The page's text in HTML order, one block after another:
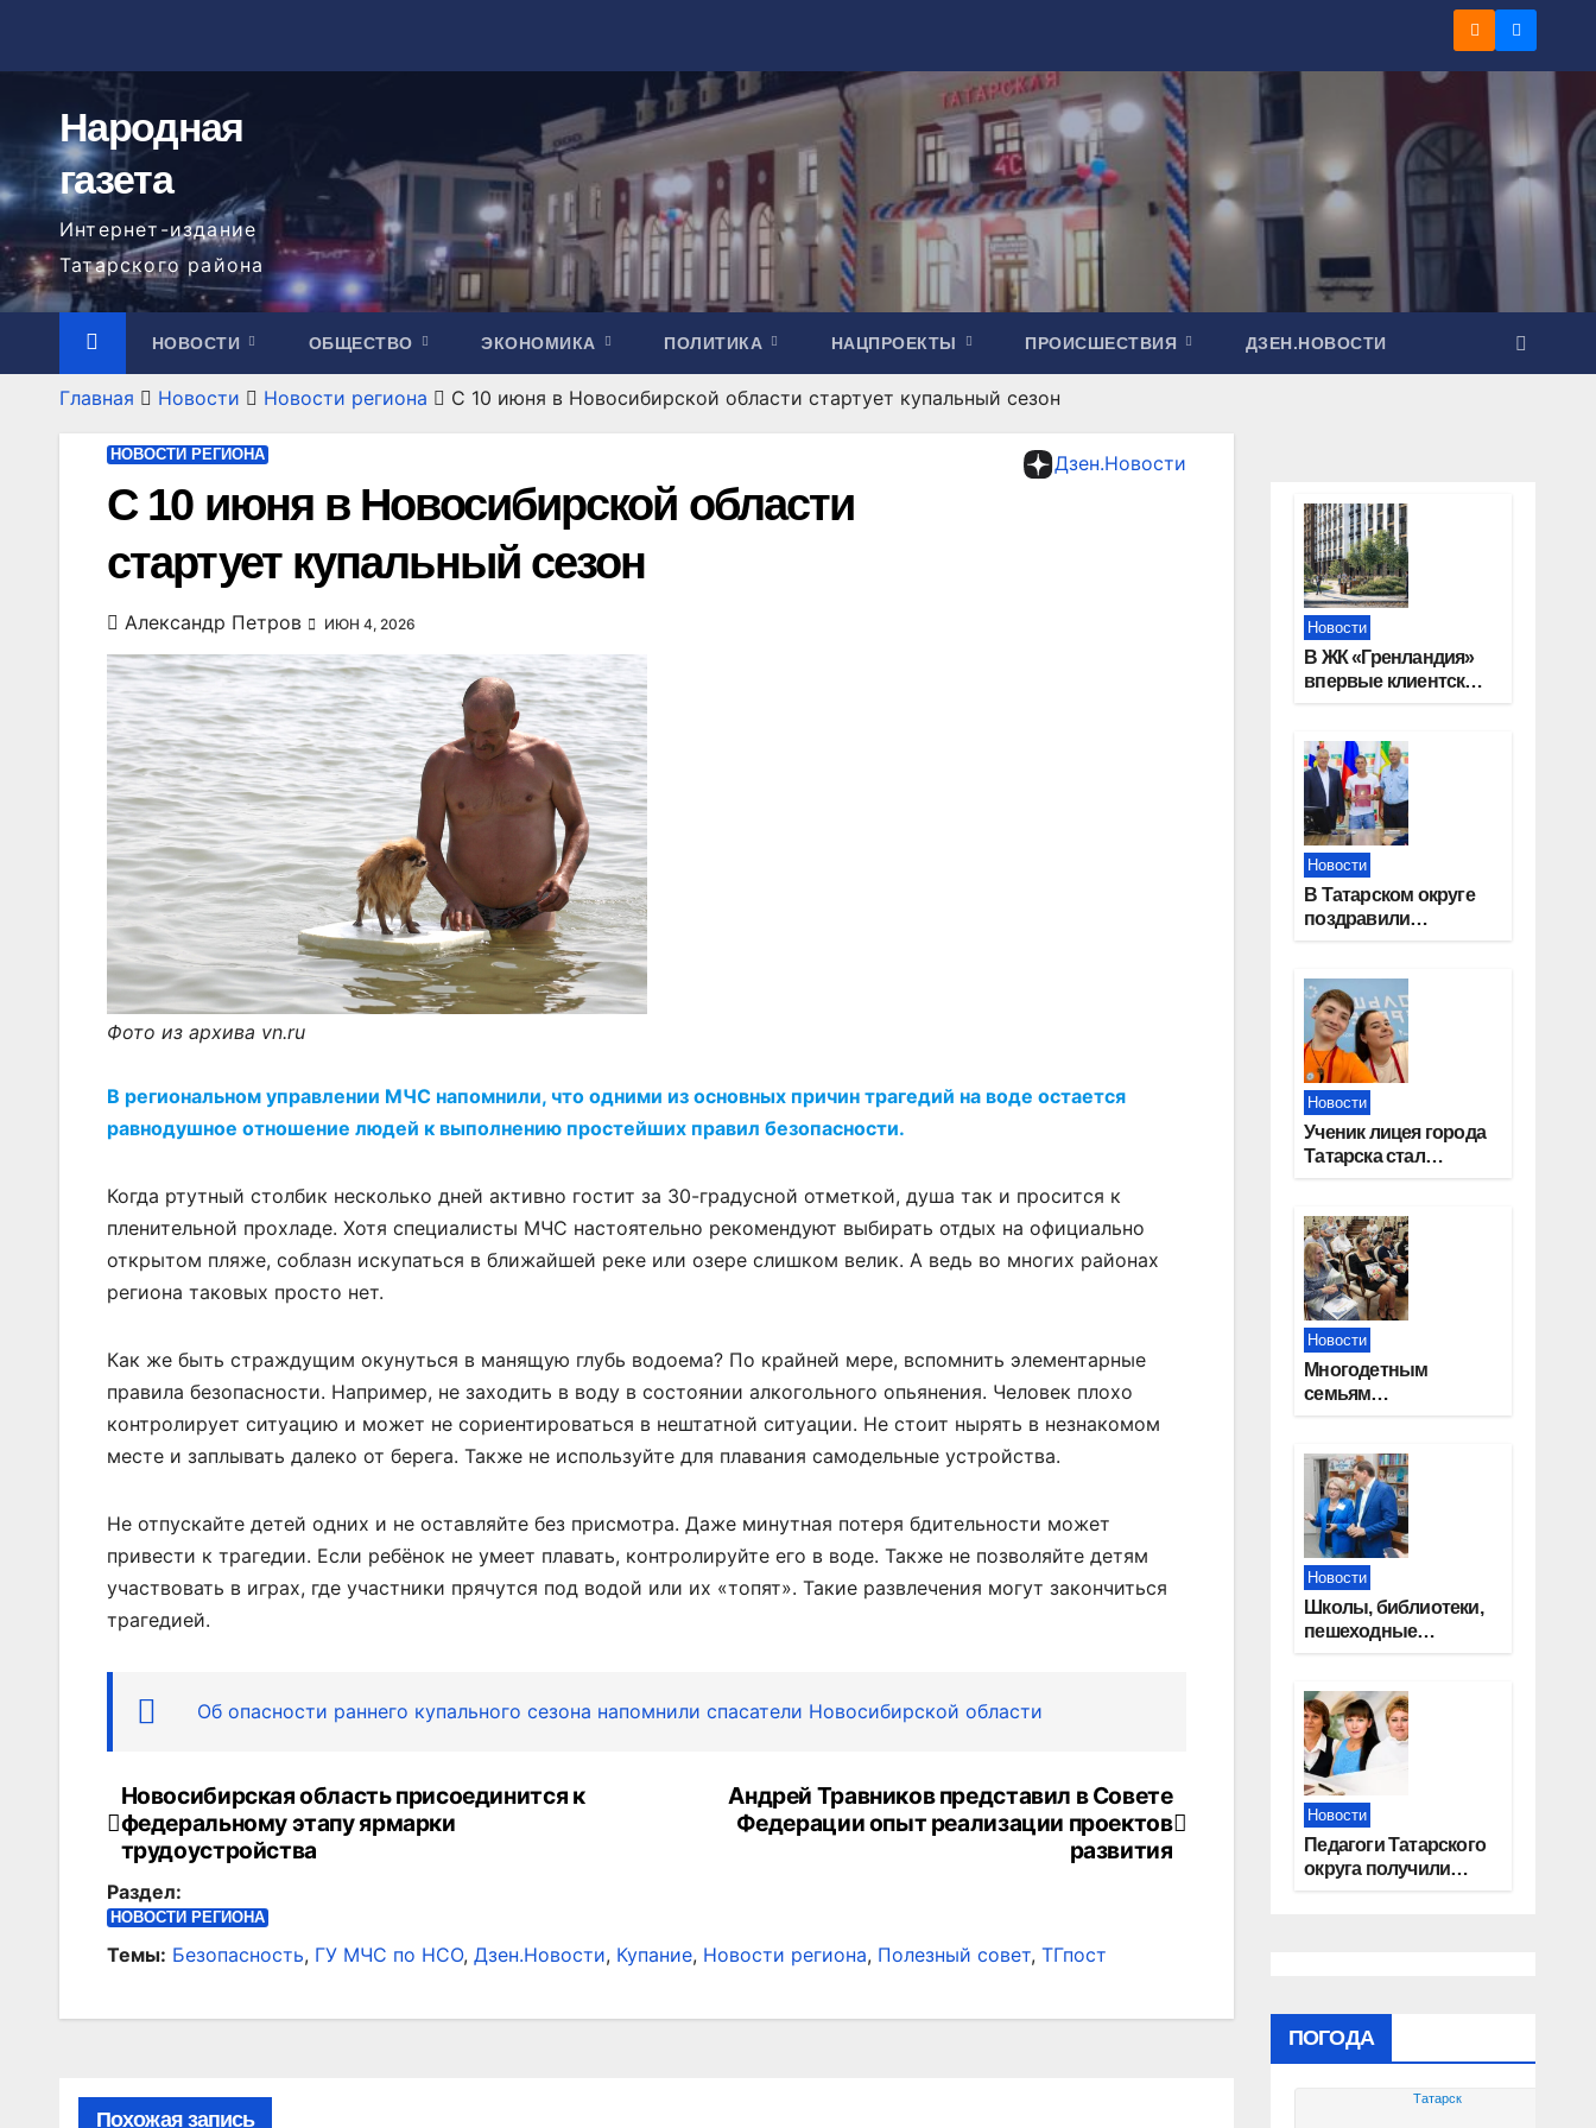
содержимому
Народная
газета
Интернет-издание
Татарского района
НОВОСТИ ОБЩЕСТВО ЭКОНОМИКА ПОЛИТИКА НАЦПРОЕКТЫ ПРОИСШЕСТВИЯ ДЗЕН.НОВОСТИ
Главная Новости Новости региона С 10 июня в Новосибирской области стартует купальный сезон
Дзен.Новости
НОВОСТИ РЕГИОНА
С 10 июня в Новосибирской области
стартует купальный сезон
Александр Петров ИЮН 4, 2026
Фото из архива vn.ru
В региональном управлении МЧС напомнили, что одними из основных причин трагедий на воде остается
равнодушное отношение людей к выполнению простейших правил безопасности.
Когда ртутный столбик несколько дней активно гостит за 30-градусной отметкой, душа так и просится к
пленительной прохладе. Хотя специалисты МЧС настоятельно рекомендуют выбирать отдых на официально
открытом пляже, соблазн искупаться в ближайшей реке или озере слишком велик. А ведь во многих районах
региона таковых просто нет.
Как же быть страждущим окунуться в манящую глубь водоема? По крайней мере, вспомнить элементарные
правила безопасности. Например, не заходить в воду в состоянии алкогольного опьянения. Человек плохо
контролирует ситуацию и может не сориентироваться в нештатной ситуации. Не стоит нырять в незнакомом
месте и заплывать далеко от берега. Также не используйте для плавания самодельные устройства.
Не отпускайте детей одних и не оставляйте без присмотра. Даже минутная потеря бдительности может
привести к трагедии.️ Если ребёнок не умеет плавать, контролируйте его в воде. Также не позволяйте детям
участвовать в играх, где участники прячутся под водой или их «топят». Такие развлечения могут закончиться
трагедией.
Об опасности раннего купального сезона напомнили спасатели Новосибирской области
Навигация
по
записям
Андрей Травников представил в Совете
Федерации опыт реализации проектов
развития
Новосибирская область присоединится к
федеральному этапу ярмарки
трудоустройства
Раздел:
НОВОСТИ РЕГИОНА
Темы: Безопасность, ГУ МЧС по НСО, Дзен.Новости, Купание, Новости региона, Полезный совет, ТГпост
Похожая запись
Новости
В ЖК «Гренландия»
впервые клиентские
группы компаний
«СОЮЗ»
Новости
В Татарском округе
поздравили
отрасли
Новости
Ученик лицея города
Татарска стал
Новости
Многодетным
семьям
сертификаты на
приобретение
автомобилей
Новости
Школы, библиотеки,
пешеходные
«Единой России»
контролируют
работы на
социальных
объектах
Новости
Педагоги Татарского
округа получили
ПОГОДА
Татарск